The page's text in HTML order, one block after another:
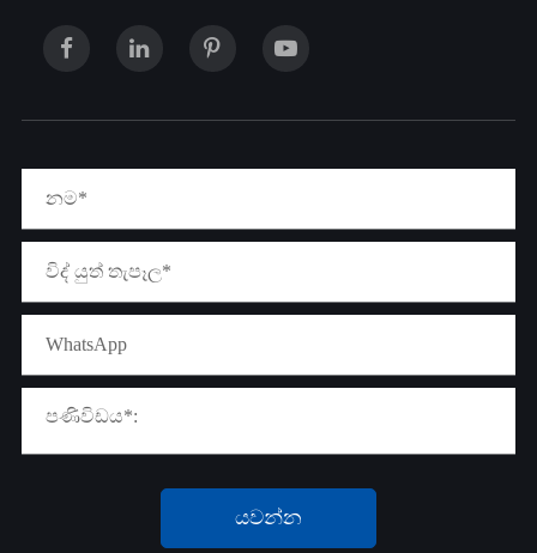
යවන්න